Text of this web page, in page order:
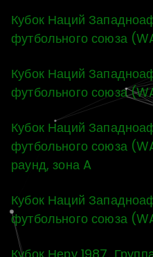
Кубок Наций
футбольного союза
Кубок Наций
футбольного союза
Кубок Наций
футбольного союза
раунд, зона A
Кубок Наций
футбольного союза